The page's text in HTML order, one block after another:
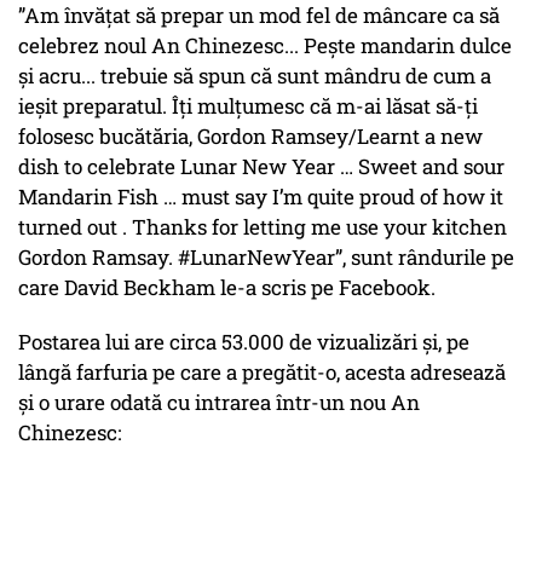
”Am învățat să prepar un mod fel de mâncare ca să
celebrez noul An Chinezesc... Pește mandarin dulce
și acru... trebuie să spun că sunt mândru de cum a
ieșit preparatul. Îți mulțumesc că m-ai lăsat să-ți
folosesc bucătăria, Gordon Ramsey/Learnt a new
dish to celebrate Lunar New Year … Sweet and sour
Mandarin Fish … must say I’m quite proud of how it
turned out . Thanks for letting me use your kitchen
Gordon Ramsay. #LunarNewYear”, sunt rândurile pe
care David Beckham le-a scris pe Facebook.
Postarea lui are circa 53.000 de vizualizări și, pe
lângă farfuria pe care a pregătit-o, acesta adresează
și o urare odată cu intrarea într-un nou An
Chinezesc: